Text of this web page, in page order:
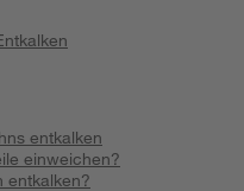
entkalken
einweichen?
entkalken?